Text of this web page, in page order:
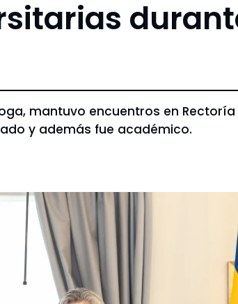
mantuvo encuentros en
y además fue académico.